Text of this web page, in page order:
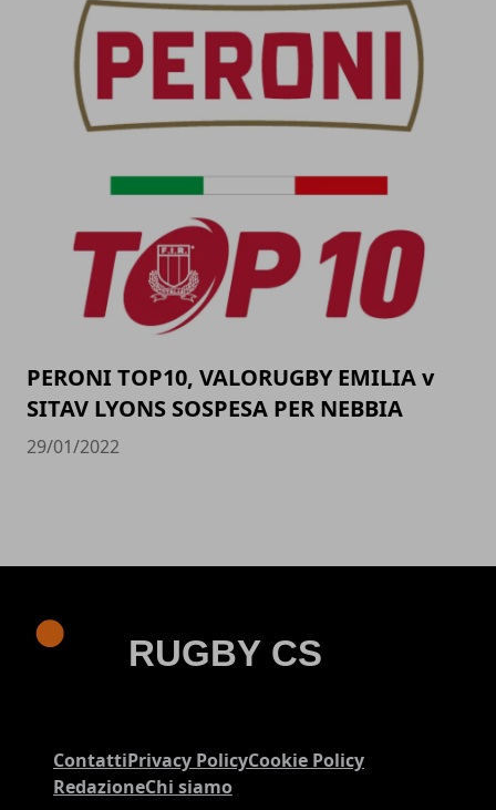
PERONI TOP10, VALORUGBY EMILIA v
SITAV LYONS SOSPESA PER NEBBIA
29/01/2022
ContattiPrivacy PolicyCookie Policy
RedazioneChi siamo